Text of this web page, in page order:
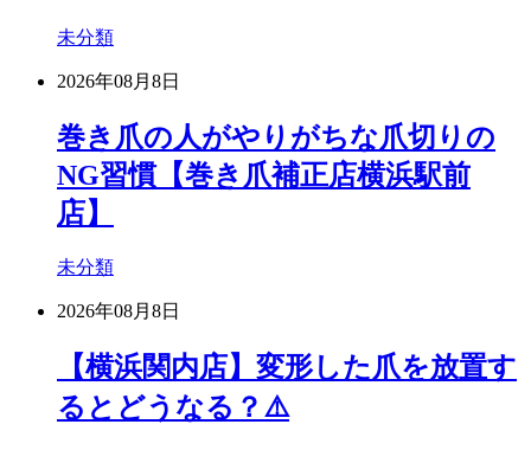
未分類
2026年08月8日
巻き爪の人がやりがちな爪切りの
NG習慣【巻き爪補正店横浜駅前
店】
未分類
2026年08月8日
【横浜関内店】変形した爪を放置す
るとどうなる？⚠️